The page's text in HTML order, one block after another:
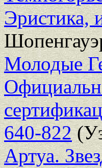
Эристика,
Молодые
640-822
Артуа.